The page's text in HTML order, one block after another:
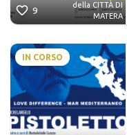
9
della CITTÀ DI
MATERA
IN CORSO